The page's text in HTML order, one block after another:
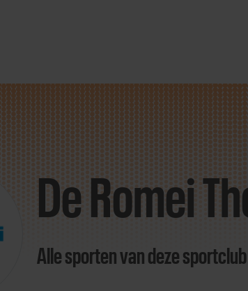
De Romei
Alle sporten van deze sportclub